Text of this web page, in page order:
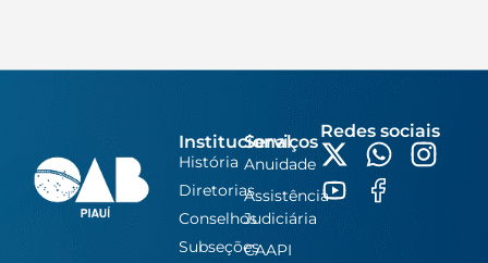
Institucional
História
Diretorias
Conselhos
Subseções
Serviços
Anuidade
Assistência
Judiciária
CAAPI
Redes sociais